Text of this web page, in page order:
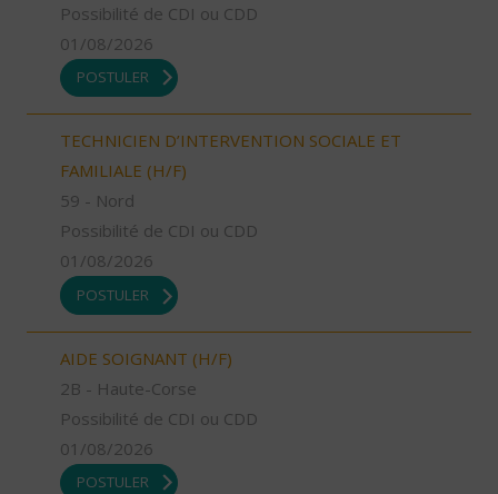
Possibilité de CDI ou CDD
01/08/2026
POSTULER
TECHNICIEN D’INTERVENTION SOCIALE ET
FAMILIALE (H/F)
59 - Nord
Possibilité de CDI ou CDD
01/08/2026
POSTULER
AIDE SOIGNANT (H/F)
2B - Haute-Corse
Possibilité de CDI ou CDD
01/08/2026
POSTULER